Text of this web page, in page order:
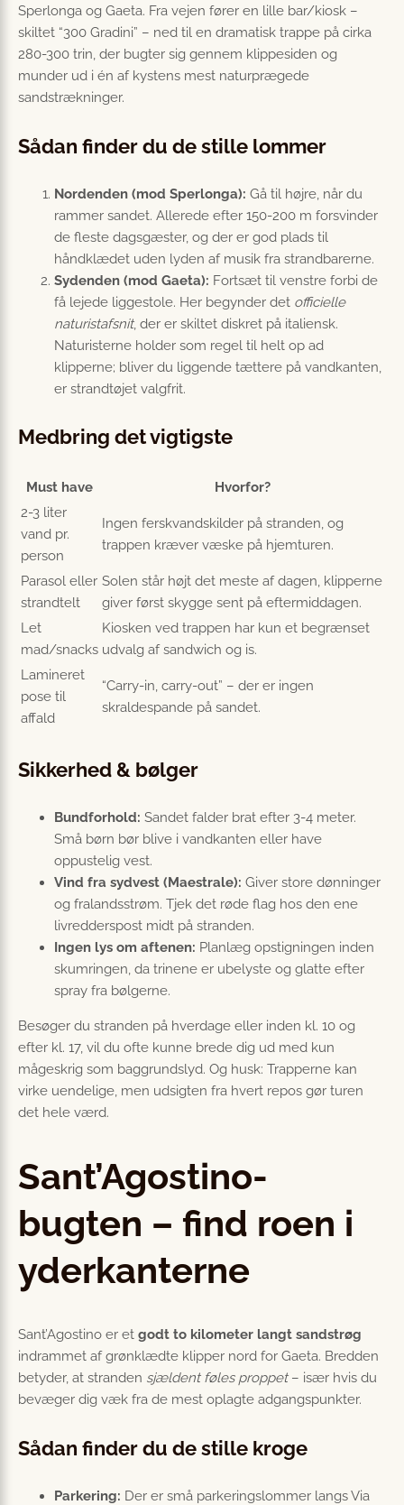
Sperlonga og Gaeta. Fra vejen fører en lille bar/kiosk –
skiltet “300 Gradini” – ned til en dramatisk trappe på cirka
280-300 trin, der bugter sig gennem klippesiden og
munder ud i én af kystens mest naturprægede
sandstrækninger.
Sådan finder du de stille lommer
Nordenden (mod Sperlonga): Gå til højre, når du
rammer sandet. Allerede efter 150-200 m forsvinder
de fleste dagsgæster, og der er god plads til
håndklædet uden lyden af musik fra strandbarerne.
Sydenden (mod Gaeta): Fortsæt til venstre forbi de
få lejede liggestole. Her begynder det officielle
naturistafsnit, der er skiltet diskret på italiensk.
Naturisterne holder som regel til helt op ad
klipperne; bliver du liggende tættere på vandkanten,
er strandtøjet valgfrit.
Medbring det vigtigste
Must have
Hvorfor?
2-3 liter
vand pr.
person
Ingen ferskvandskilder på stranden, og
trappen kræver væske på hjemturen.
Parasol eller
strandtelt
Solen står højt det meste af dagen, klipperne
giver først skygge sent på eftermiddagen.
Let
mad/snacks
Kiosken ved trappen har kun et begrænset
udvalg af sandwich og is.
Lamineret
pose til
affald
“Carry-in, carry-out” – der er ingen
skraldespande på sandet.
Sikkerhed & bølger
Bundforhold: Sandet falder brat efter 3-4 meter.
Små børn bør blive i vandkanten eller have
oppustelig vest.
Vind fra sydvest (Maestrale): Giver store dønninger
og fralandsstrøm. Tjek det røde flag hos den ene
livredderspost midt på stranden.
Ingen lys om aftenen: Planlæg opstigningen inden
skumringen, da trinene er ubelyste og glatte efter
spray fra bølgerne.
Besøger du stranden på hverdage eller inden kl. 10 og
efter kl. 17, vil du ofte kunne brede dig ud med kun
mågeskrig som baggrundslyd. Og husk: Trapperne kan
virke uendelige, men udsigten fra hvert repos gør turen
det hele værd.
Sant’Agostino-
bugten – find roen i
yderkanterne
Sant’Agostino er et godt to kilometer langt sandstrøg
indrammet af grønklædte klipper nord for Gaeta. Bredden
betyder, at stranden sjældent føles proppet– især hvis du
bevæger dig væk fra de mest oplagte adgangspunkter.
Sådan finder du de stille kroge
Parkering: Der er små parkeringslommer langs Via